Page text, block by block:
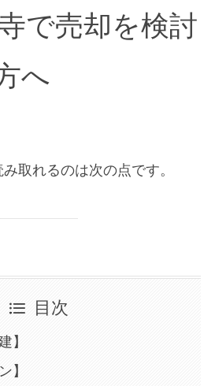
で売却を検討
へ
取れるのは次の点です。
目次
】
】